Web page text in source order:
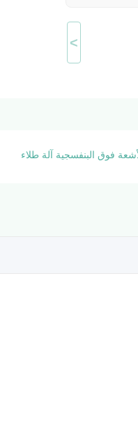
>
فوق البنفسجية آلة طلاء